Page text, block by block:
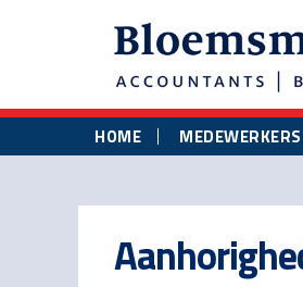
content
sidebar
HOME MEDEWERKERS